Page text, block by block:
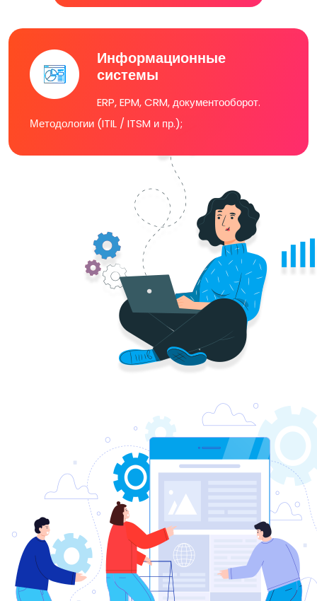
Информационные
системы
ERP, EPM, CRM, документооборот.
Методологии (ITIL / ITSM и пр.);